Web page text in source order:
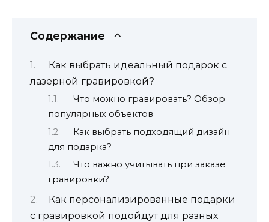
Содержание
Как выбрать идеальный подарок с
лазерной гравировкой?
Что можно гравировать? Обзор
популярных объектов
Как выбрать подходящий дизайн
для подарка?
Что важно учитывать при заказе
гравировки?
Как персонализированные подарки
с гравировкой подойдут для разных